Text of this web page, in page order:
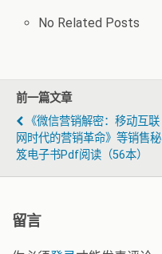
No Related Posts
前一篇文章
《微信营销解密：移动互联
网时代的营销革命》等销售秘
笈电子书pdf阅读（56本）
留言